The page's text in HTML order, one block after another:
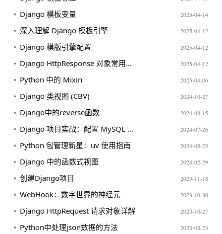
Django 模板变量 2025-04-14
深入理解 Django 模板引擎 2025-04-12
Django 模版引擎配置 2025-04-12
Django HttpResponse 对象常用属性与方法 2025-04-12
Python 中的 Mixin 2025-04-06
Django 类视图 (CBV) 2024-10-27
Django中的reverse函数 2024-08-15
Django 项目实战：配置 MySQL 数据库与数据迁移详解 2024-07-26
Python 包管理新星：uv 使用指南 2024-05-23
Django 中的函数式视图 2024-02-29
创建Django项目 2023-11-18
WebHook：数字世界的神经元 2023-10-30
Django HttpRequest 请求对象详解 2023-10-27
Python中处理json数据的方法 2023-08-23